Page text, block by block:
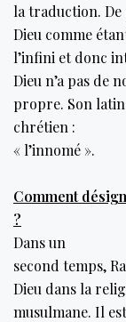
la traduction.
Dieu comme
l’infini et donc
Dieu n’a pas de
propre. Son
chrétien :
« l’innomé ».
Comment
?
Dans un
second temps,
Dieu dans la
musulmane. Il